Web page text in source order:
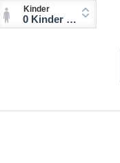
Kinder
0 Kinder (2-11 Jahre)